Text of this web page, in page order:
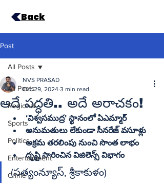
Back
Post
All Posts
Regional
Sports
Politics
Entertainment
Crime
All Posts
అదే పద్ధతి.. అదే అరాచకం!
NVS PRASAD
Oct 29, 2024 3 min read
అనుమతులు లేకుండా సీనరేజ్‌ వసూళ్లు
అక్రమ తరలింపు నుంచి సొంత లాభం
దృష్టి సారించిన విజిలెన్స్‌ విభాగం
(సత్యంన్యూస్‌, శ్రీకాకుళం)